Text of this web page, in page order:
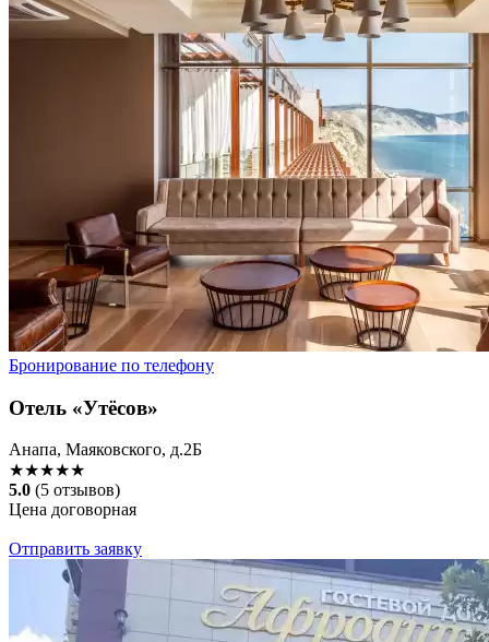
Бронирование по телефону
Отель «Утёсов»
Анапа, Маяковского, д.2Б
★★★★★
5.0 (5 отзывов)
Цена договорная
Отправить заявку